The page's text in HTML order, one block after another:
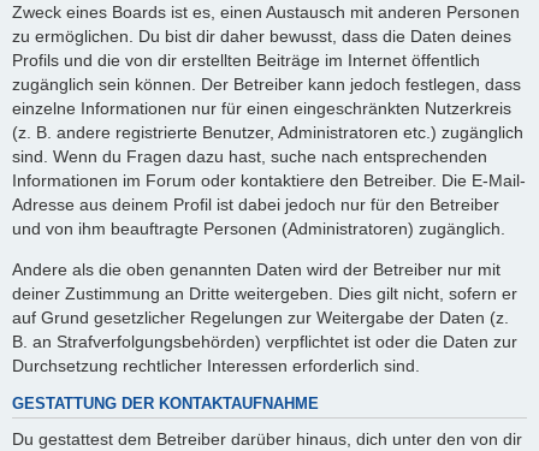
Zweck eines Boards ist es, einen Austausch mit anderen Personen
zu ermöglichen. Du bist dir daher bewusst, dass die Daten deines
Profils und die von dir erstellten Beiträge im Internet öffentlich
zugänglich sein können. Der Betreiber kann jedoch festlegen, dass
einzelne Informationen nur für einen eingeschränkten Nutzerkreis
(z. B. andere registrierte Benutzer, Administratoren etc.) zugänglich
sind. Wenn du Fragen dazu hast, suche nach entsprechenden
Informationen im Forum oder kontaktiere den Betreiber. Die E-Mail-
Adresse aus deinem Profil ist dabei jedoch nur für den Betreiber
und von ihm beauftragte Personen (Administratoren) zugänglich.
Andere als die oben genannten Daten wird der Betreiber nur mit
deiner Zustimmung an Dritte weitergeben. Dies gilt nicht, sofern er
auf Grund gesetzlicher Regelungen zur Weitergabe der Daten (z.
B. an Strafverfolgungsbehörden) verpflichtet ist oder die Daten zur
Durchsetzung rechtlicher Interessen erforderlich sind.
GESTATTUNG DER KONTAKTAUFNAHME
Du gestattest dem Betreiber darüber hinaus, dich unter den von dir